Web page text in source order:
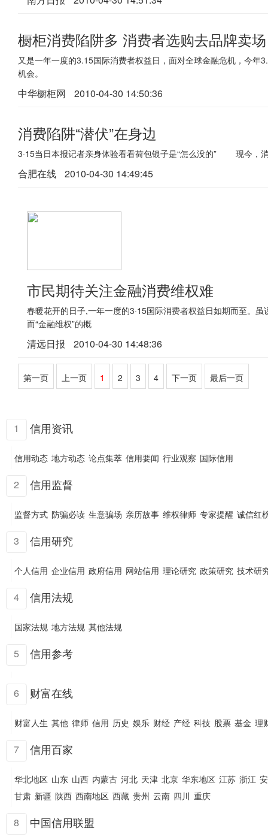
橱柜消费陷阱多 消费者选购去品牌卖场
又是一年一度的3.15国际消费者权益日，面对全球金融危机，今年
机会。
中华橱柜网 2010-04-30 14:50:36
消费陷阱“潜伏”在身边
3·15当日本报记者亲身体验看看荷包银子是“怎么没的” 现今，消
合肥在线 2010-04-30 14:49:45
市民期待关注金融消费维权难
春暖花开的日子,一年一度的3·15国际消费者权益日如期而至
而“金融维权”的概
清远日报 2010-04-30 14:48:36
第一页 上一页 1 2 3 4 下一页 最后一页
1 信用资讯
信用动态 地方动态 论点集萃 信用要闻 行业观察 国际信用
2 信用监督
监督方式 防骗必读 生意骗场 亲历故事 维权律师 专家提醒 诚信红
3 信用研究
个人信用 企业信用 政府信用 网站信用 理论研究 政策研究 技术研
4 信用法规
国家法规 地方法规 其他法规
5 信用参考
6 财富在线
财富人生 其他 律师 信用 历史 娱乐 财经 产经 科技 股票 基金 理
7 信用百家
华北地区 山东 山西 内蒙古 河北 天津 北京 华东地区 江苏 浙江
甘肃 新疆 陕西 西南地区 西藏 贵州 云南 四川 重庆
8 中国信用联盟